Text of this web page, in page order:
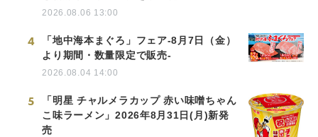
2026.08.06 13:00
4
「地中海本まぐろ」フェア-8月7日（金）
より期間・数量限定で販売-
2026.08.04 14:00
5
「明星 チャルメラカップ 赤い味噌ちゃん
こ味ラーメン」2026年8月31日(月)新発
売